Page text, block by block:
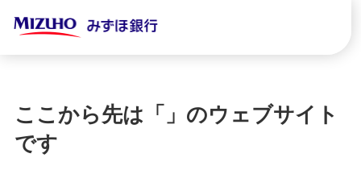
ここから先は「 」のウェブサイト
です